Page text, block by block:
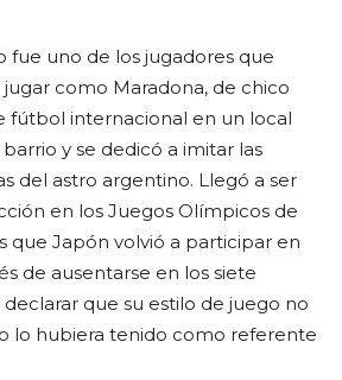
fue uno de los jugadores que
como Maradona, de chico
fútbol internacional en un local
y se dedicó a imitar las
del astro argentino. Llegó a ser
en los Juegos Olímpicos de
que Japón volvió a participar en
de ausentarse en los siete
que su estilo de juego no
lo hubiera tenido como referente